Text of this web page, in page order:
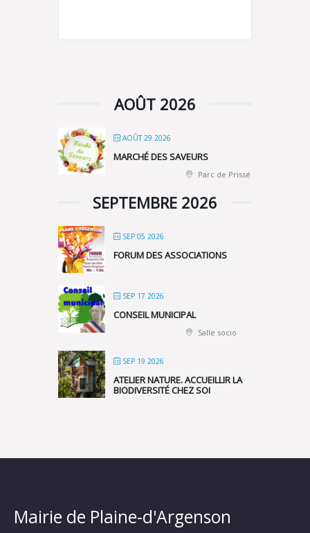
AOÛT 2026
AOÛT 29 2026
MARCHÉ DES SAVEURS
Parc de Prissé
SEPTEMBRE 2026
SEP 05 2026
FORUM DES ASSOCIATIONS
SEP 17 2026
CONSEIL MUNICIPAL
Salle socio
SEP 19 2026
ATELIER NATURE. ACCUEILLIR LA
BIODIVERSITÉ CHEZ SOI
Mairie de Plaine-d'Argenson